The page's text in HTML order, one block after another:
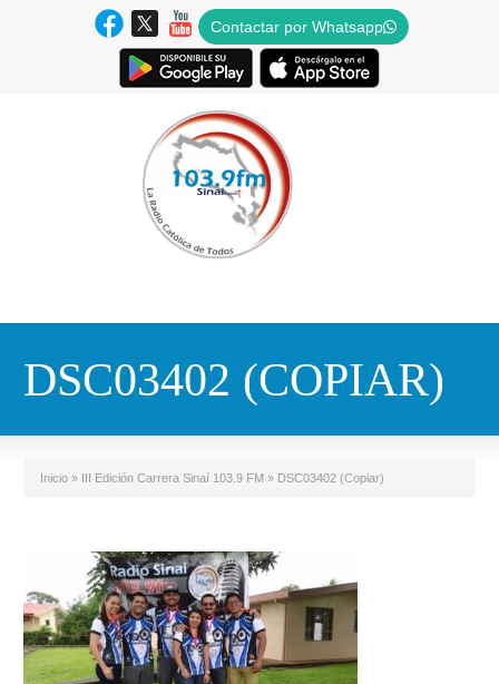
Contactar por Whatsapp
DSC03402 (COPIAR)
Inicio » III Edición Carrera Sinaí 103.9 FM » DSC03402 (Copiar)